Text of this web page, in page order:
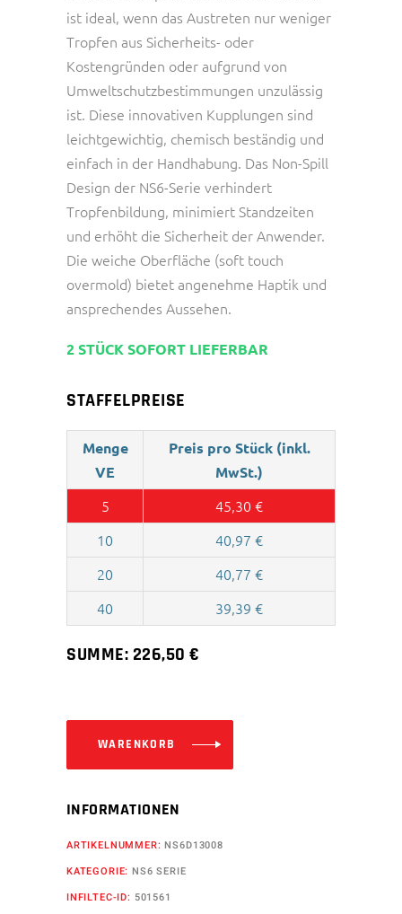
ist ideal, wenn das Austreten nur weniger
Tropfen aus Sicherheits- oder
Kostengründen oder aufgrund von
Umweltschutzbestimmungen unzulässig
ist. Diese innovativen Kupplungen sind
leichtgewichtig, chemisch beständig und
einfach in der Handhabung. Das Non-Spill
Design der NS6-Serie verhindert
Tropfenbildung, minimiert Standzeiten
und erhöht die Sicherheit der Anwender.
Die weiche Oberfläche (soft touch
overmold) bietet angenehme Haptik und
ansprechendes Aussehen.
2 STÜCK SOFORT LIEFERBAR
STAFFELPREISE
Menge
VE
Preis pro Stück (inkl.
MwSt.)
5 45,30 €
10
40,97 €
20
40,77 €
40
39,39 €
SUMME:226,50 €
WARENKORB
INFORMATIONEN
ARTIKELNUMMER:NS6D13008
KATEGORIE:NS6 SERIE
INFILTEC-ID: 501561